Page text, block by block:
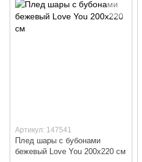
Артикул: 147541
Плед шары с бубонами
бежевый Love You 200x220 см